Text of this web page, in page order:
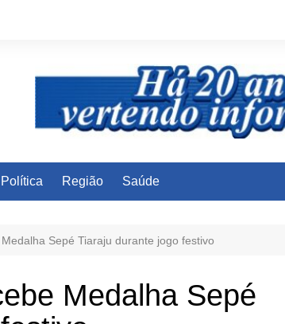
Política Região Saúde
Sepé Tiaraju durante jogo festivo
Medalha Sepé